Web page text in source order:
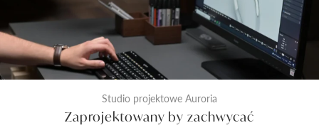
Studio projektowe Auroria
Zaprojektowany by zachwycać